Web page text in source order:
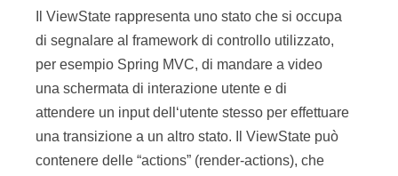
Il ViewState rappresenta uno stato che si occupa
di segnalare al framework di controllo utilizzato,
per esempio Spring MVC, di mandare a video
una schermata di interazione utente e di
attendere un input dell‘utente stesso per effettuare
una transizione a un altro stato. Il ViewState può
contenere delle “actions” (render-actions), che